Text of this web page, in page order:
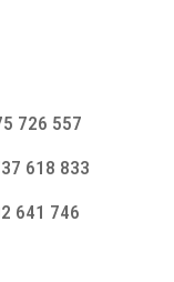
726 557
618 833
641 746